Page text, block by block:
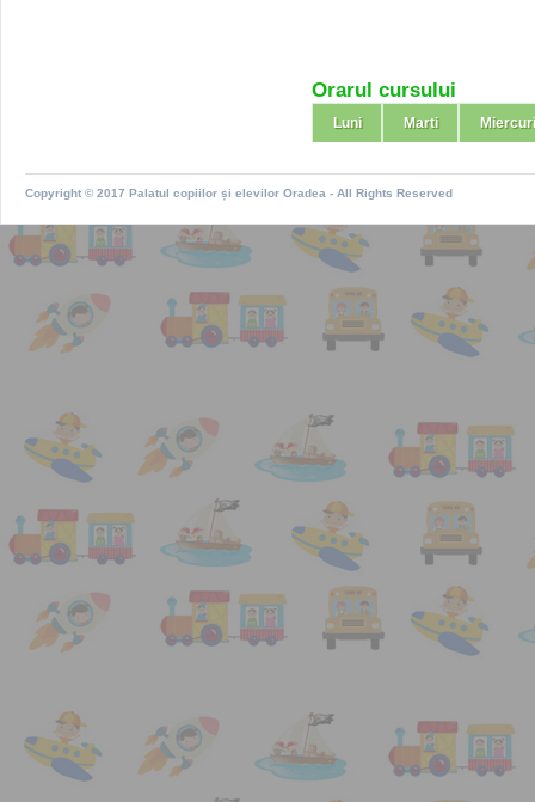
Orarul cursului
Luni Marti Miercuri
Copyright © 2017 Palatul copiilor și elevilor Oradea - All Rights Reserved